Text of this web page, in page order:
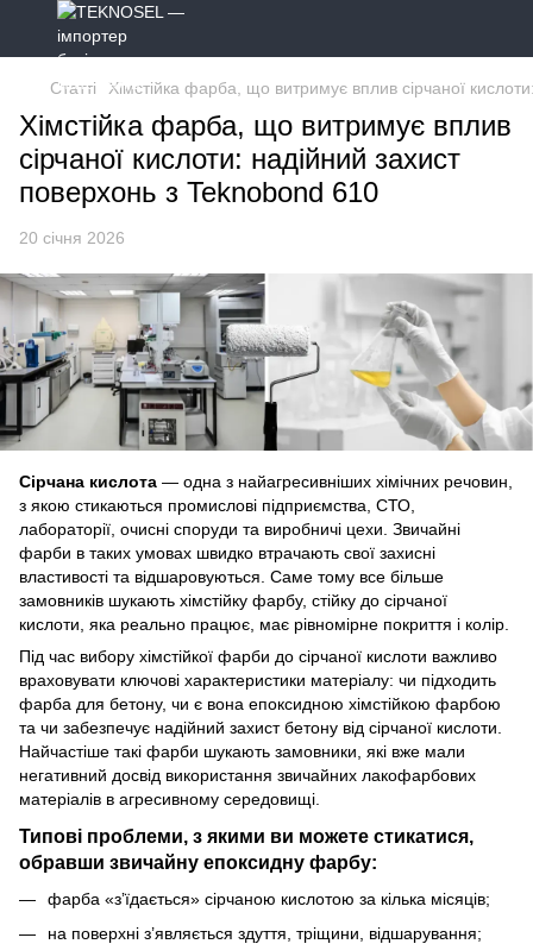
Статті Хімстійка фарба, що витримує вплив сірчаної
Хімстійка фарба, що витримує вплив
сірчаної кислоти: надійний захист
поверхонь з Teknobond 610
20 січня 2026
Сірчана кислота — одна з найагресивніших хімічних речовин,
з якою стикаються промислові підприємства, СТО,
лабораторії, очисні споруди та виробничі цехи. Звичайні
фарби в таких умовах швидко втрачають свої захисні
властивості та відшаровуються. Саме тому все більше
замовників шукають хімстійку фарбу, стійку до сірчаної
кислоти, яка реально працює, має рівномірне покриття і колір.
Під час вибору хімстійкої фарби до сірчаної кислоти важливо
враховувати ключові характеристики матеріалу: чи підходить
фарба для бетону, чи є вона епоксидною хімстійкою фарбою
та чи забезпечує надійний захист бетону від сірчаної кислоти.
Найчастіше такі фарби шукають замовники, які вже мали
негативний досвід використання звичайних лакофарбових
матеріалів в агресивному середовищі.
Типові проблеми, з якими ви можете стикатися,
обравши звичайну епоксидну фарбу:
фарба «зʼїдається» сірчаною кислотою за кілька місяців;
на поверхні з’являється здуття, тріщини, відшарування;